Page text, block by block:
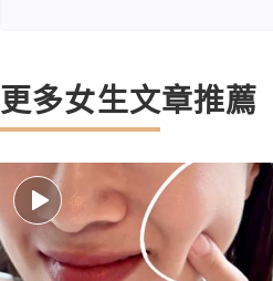
更多女生文章推薦